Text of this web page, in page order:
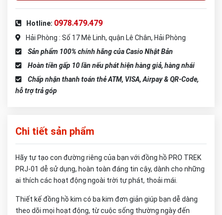
Hotline: 0978.479.479
Hải Phòng : Số 17 Mê Linh, quận Lê Chân, Hải Phòng
Sản phẩm 100% chính hãng của Casio Nhật Bản
Hoàn tiền gấp 10 lần nếu phát hiện hàng giả, hàng nhái
Chấp nhận thanh toán thẻ ATM, VISA, Airpay & QR-Code,
hỗ trợ trả góp
Chi tiết sản phẩm
Hãy tự tạo con đường riêng của bạn với đồng hồ PRO TREK
PRJ-01 dễ sử dụng, hoàn toàn đáng tin cậy, dành cho những
ai thích các hoạt động ngoài trời tự phát, thoải mái.
Thiết kế đồng hồ kim có ba kim đơn giản giúp bạn dễ dàng
theo dõi mọi hoạt động, từ cuộc sống thường ngày đến